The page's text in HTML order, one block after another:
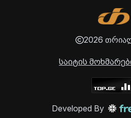
2026
საიტის
Developed By